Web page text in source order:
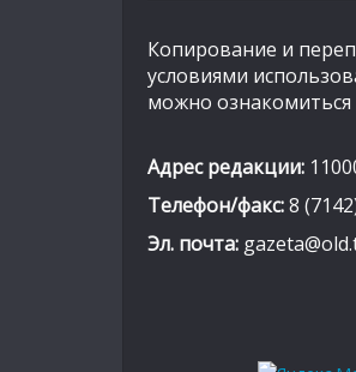
Копирование и
условиями
можно ознакомиться
Адрес редакции:
Телефон/факс:8
Эл. почта: